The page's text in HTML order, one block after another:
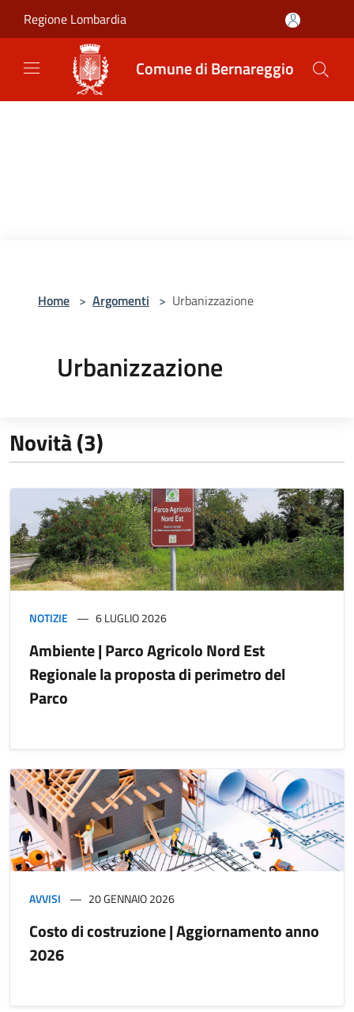
Regione Lombardia
Comune di Bernareggio
Home > Argomenti > Urbanizzazione
Urbanizzazione
Novità (3)
NOTIZIE 6 LUGLIO 2026
Ambiente | Parco Agricolo Nord Est
Regionale la proposta di perimetro del
Parco
AVVISI 20 GENNAIO 2026
Costo di costruzione | Aggiornamento anno
2026